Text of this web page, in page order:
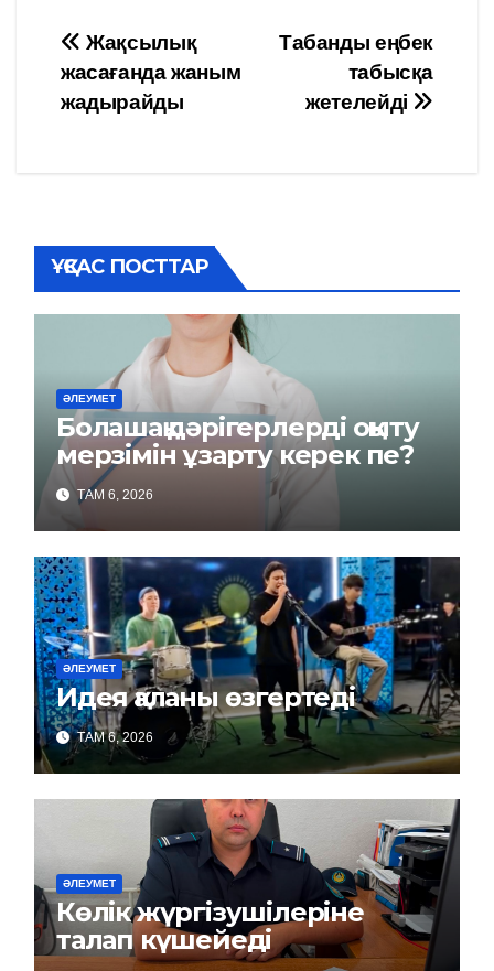
Навигация
по
Табанды еңбек
табысқа
жетелейді
Жақсылық
жасағанда жаным
жадырайды
ҰҚСАС ПОСТТАР
ӘЛЕУМЕТ
Болашақ дәрігерлерді оқыту
мерзімін ұзарту керек пе?
ТАМ 6, 2026
ӘЛЕУМЕТ
Идея қаланы өзгертеді
ТАМ 6, 2026
ӘЛЕУМЕТ
Көлік жүргізушілеріне
талап күшейеді